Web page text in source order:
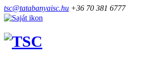
tsc@tatabanyaisc.hu +36 70 381 6777